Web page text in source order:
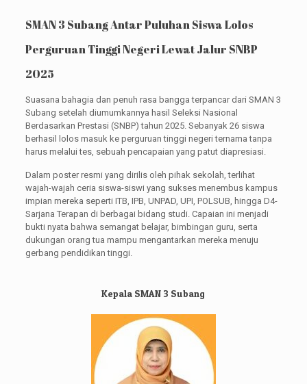
SMAN 3 Subang Antar Puluhan Siswa Lolos
Perguruan Tinggi Negeri Lewat Jalur SNBP
2025
Suasana bahagia dan penuh rasa bangga terpancar dari SMAN 3
Subang setelah diumumkannya hasil Seleksi Nasional
Berdasarkan Prestasi (SNBP) tahun 2025. Sebanyak 26 siswa
berhasil lolos masuk ke perguruan tinggi negeri ternama tanpa
harus melalui tes, sebuah pencapaian yang patut diapresiasi.
Dalam poster resmi yang dirilis oleh pihak sekolah, terlihat
wajah-wajah ceria siswa-siswi yang sukses menembus kampus
impian mereka seperti ITB, IPB, UNPAD, UPI, POLSUB, hingga D4-
Sarjana Terapan di berbagai bidang studi. Capaian ini menjadi
bukti nyata bahwa semangat belajar, bimbingan guru, serta
dukungan orang tua mampu mengantarkan mereka menuju
gerbang pendidikan tinggi.
Kepala SMAN 3 Subang